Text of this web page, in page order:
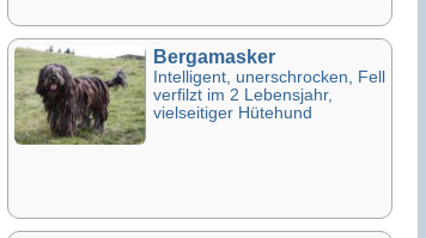
Bergamasker
Intelligent, unerschrocken, Fell
verfilzt im 2 Lebensjahr,
vielseitiger Hütehund